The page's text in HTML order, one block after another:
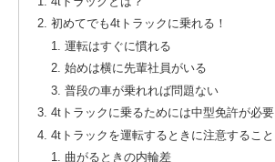
初めてでも4tトラックに乗れる！
運転はすぐに慣れる
始めは横に先輩社員がいる
普段の車が乗れれば問題ない
4tトラックに乗るためには中型免許が必要
4tトラックを運転するときに注意すること
曲がるときの内輪差